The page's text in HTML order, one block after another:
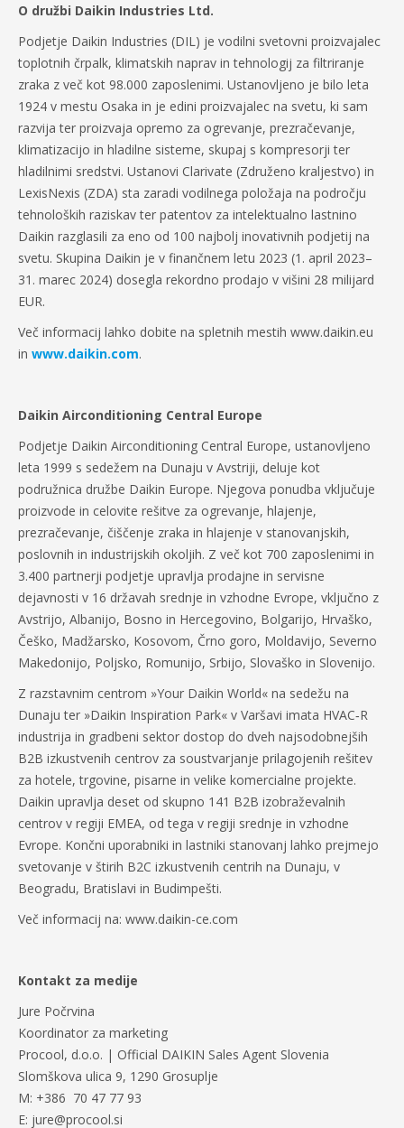
O družbi Daikin Industries Ltd.
Podjetje Daikin Industries (DIL) je vodilni svetovni proizvajalec
toplotnih črpalk, klimatskih naprav in tehnologij za filtriranje
zraka z več kot 98.000 zaposlenimi. Ustanovljeno je bilo leta
1924 v mestu Osaka in je edini proizvajalec na svetu, ki sam
razvija ter proizvaja opremo za ogrevanje, prezračevanje,
klimatizacijo in hladilne sisteme, skupaj s kompresorji ter
hladilnimi sredstvi. Ustanovi Clarivate (Združeno kraljestvo) in
LexisNexis (ZDA) sta zaradi vodilnega položaja na področju
tehnoloških raziskav ter patentov za intelektualno lastnino
Daikin razglasili za eno od 100 najbolj inovativnih podjetij na
svetu. Skupina Daikin je v finančnem letu 2023 (1. april 2023–
31. marec 2024) dosegla rekordno prodajo v višini 28 milijard
EUR.
Več informacij lahko dobite na spletnih mestih www.daikin.eu
in www.daikin.com.
Daikin Airconditioning Central Europe
Podjetje Daikin Airconditioning Central Europe, ustanovljeno
leta 1999 s sedežem na Dunaju v Avstriji, deluje kot
podružnica družbe Daikin Europe. Njegova ponudba vključuje
proizvode in celovite rešitve za ogrevanje, hlajenje,
prezračevanje, čiščenje zraka in hlajenje v stanovanjskih,
poslovnih in industrijskih okoljih. Z več kot 700 zaposlenimi in
3.400 partnerji podjetje upravlja prodajne in servisne
dejavnosti v 16 državah srednje in vzhodne Evrope, vključno z
Avstrijo, Albanijo, Bosno in Hercegovino, Bolgarijo, Hrvaško,
Češko, Madžarsko, Kosovom, Črno goro, Moldavijo, Severno
Makedonijo, Poljsko, Romunijo, Srbijo, Slovaško in Slovenijo.
Z razstavnim centrom »Your Daikin World« na sedežu na
Dunaju ter »Daikin Inspiration Park« v Varšavi imata HVAC‑R
industrija in gradbeni sektor dostop do dveh najsodobnejših
B2B izkustvenih centrov za soustvarjanje prilagojenih rešitev
za hotele, trgovine, pisarne in velike komercialne projekte.
Daikin upravlja deset od skupno 141 B2B izobraževalnih
centrov v regiji EMEA, od tega v regiji srednje in vzhodne
Evrope. Končni uporabniki in lastniki stanovanj lahko prejmejo
svetovanje v štirih B2C izkustvenih centrih na Dunaju, v
Beogradu, Bratislavi in Budimpešti.
Več informacij na: www.daikin-ce.com
Kontakt za medije
Jure Počrvina
Koordinator za marketing
Procool, d.o.o. | Official DAIKIN Sales Agent Slovenia
Slomškova ulica 9, 1290 Grosuplje
M: +386 70 47 77 93
E: jure@procool.si